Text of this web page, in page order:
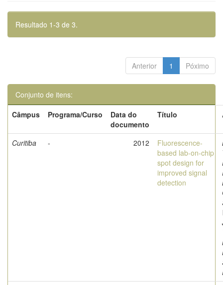
Resultado 1-3 de 3.
Anterior 1 Póximo
Conjunto de itens:
Câmpus
Programa/Curso
Data do
documento
Título
Curitiba - 2012
Fluorescence-
based lab-on-chip
spot design for
improved signal
detection